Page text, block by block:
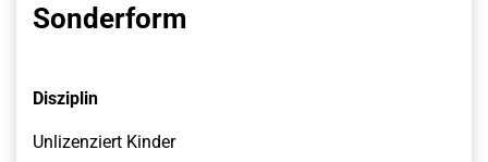
Sonderform
Disziplin
Unlizenziert Kinder